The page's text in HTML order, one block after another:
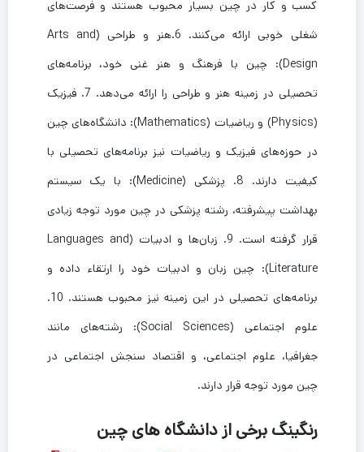
کسب و کار در چین بسیار محبوب هستند و فرصت‌های
شغلی خوبی ارائه می‌کنند. 6.هنر و طراحی (Arts and
Design): چین با فرهنگ و هنر غنی خود، برنامه‌های
تحصیلی در زمینه هنر و طراحی را ارائه می‌دهد. 7. فیزیک
(Physics) و ریاضیات (Mathematics): دانشگاه‌های چین
در حوزه‌های فیزیک و ریاضیات نیز برنامه‌های تحصیلی با
کیفیت دارند. 8. پزشکی (Medicine): با یک سیستم
بهداشت پیشرفته، رشته پزشکی در چین مورد توجه زیادی
قرار گرفته است. 9. زبان‌ها و ادبیات (Languages and
Literature): چین زبان و ادبیات خود را ارتقاء داده و
برنامه‌های تحصیلی در این زمینه نیز محبوب هستند. 10.
علوم اجتماعی (Social Sciences): رشته‌های مانند
جغرافیا، علوم اجتماعی، و اقتصاد سنجش اجتماعی در
چین مورد توجه قرار دارند.
رنگینگ برخی از دانشگاه های چین